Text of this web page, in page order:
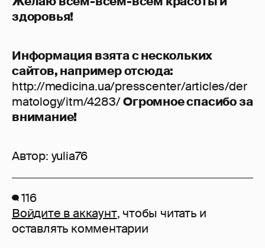
здоровья!
Информация взята с нескольких
сайтов, например отсюда:
http://medicina.ua/presscenter/articles/der
matology/itm/4283/Огромное спасибо за
внимание!
Автор: yulia76
116
Войдите в аккаунт, чтобы читать и
оставлять комментарии